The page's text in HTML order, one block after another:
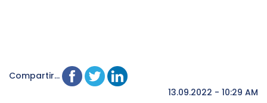
Compartir...
13.09.2022 - 10:29 AM